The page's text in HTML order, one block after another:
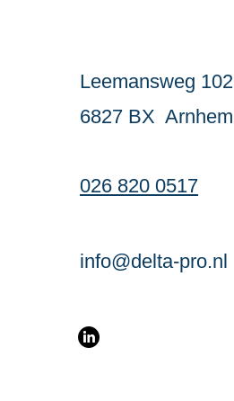
Leemansweg 102
6827 BX Arnhem
026 820 0517
info@delta-pro.nl